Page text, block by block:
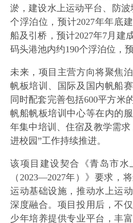
淤，建设水上运动平台、防
个浮泊位，预计2027年年底
船及引桥，预计2027年7月建
码头港池内约190个浮泊位，
未来，项目主营方向将聚焦
帆板培训、国际及国内帆船
同时配套完善包括600平方米
帆船帆板培训中心等在内的
年集中培训、住宿及教学需
进校园”工作持续推进。
该项目建设契合《青岛市水
（2023—2027年）》要求，
运动基础设施，推动水上运
深度融合。项目投用后，不
少年培养提供专业平台，丰